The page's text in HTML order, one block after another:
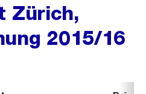
Zürich,
2015/16